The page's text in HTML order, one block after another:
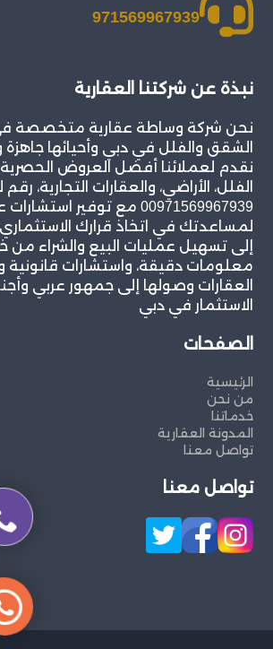
971569967939
نبذة عن شركتنا العقارية
نحن شركة وساطة عقارية متخصصة
الشقق والفلل في دبي وأحيائها جاهزة
نقدم لعملائنا أفضل العروض
الفلل، الأراضي، والعقارات التجارية،
00971569967939 مع توفير
لمساعدتك في اتخاذ قرارك
إلى تسهيل عمليات البيع والشراء من
معلومات دقيقة، واستشارات
العقارات وصولها إلى جمهور عربي
الاستثمار في دبي
الصفحات
الرئيسية
من نحن
خدماتنا
المدونة العقارية
تواصل معنا
تواصل معنا